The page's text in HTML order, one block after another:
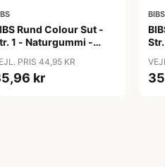
Rund Colour Sut -
1 - Naturgummi -
PRIS 44,95 KR
kr
BIBS